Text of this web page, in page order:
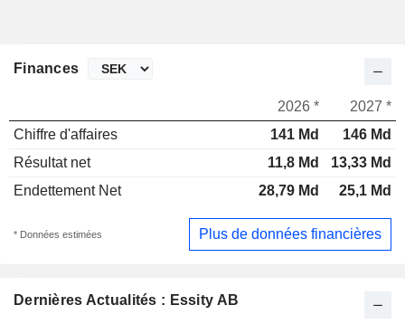
Dernières Actualités : Essity AB
Finances
2026 *
2027 *
Chiffre d'affaires
141 Md
146 Md
Résultat net
11,8 Md
13,33 Md
Endettement Net
28,79 Md 25,1 Md
* Données estimées Plus de données financières